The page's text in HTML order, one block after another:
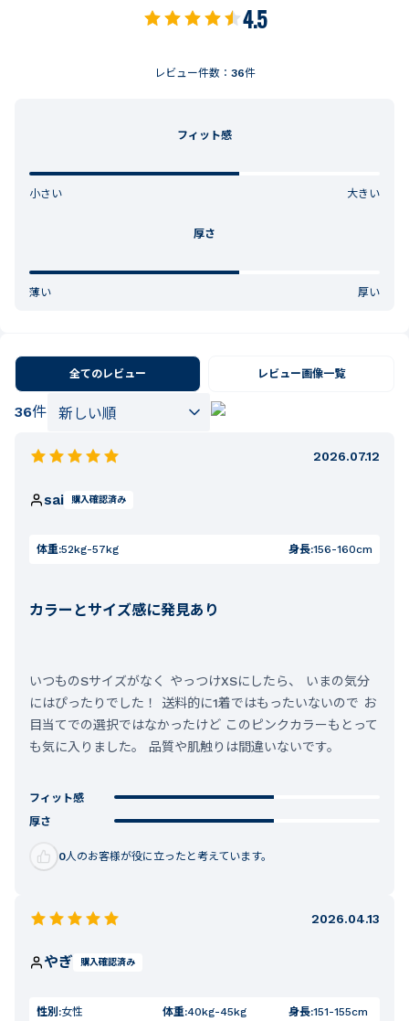
4.5
レビュー件数： 36件
フィット感
小さい 大きい
厚さ
薄い 厚い
全てのレビュー レビュー画像一覧
36件
2026.07.12
sai 購入確認済み
体重:52kg-57kg 身長:156-160cm
カラーとサイズ感に発見あり
いつものSサイズがなく やっつけXSにしたら、 いまの気分
にはぴったりでした！ 送料的に1着ではもったいないので お
目当てでの選択ではなかったけど このピンクカラーもとって
も気に入りました。 品質や肌触りは間違いないです。
フィット感
厚さ
0人のお客様が役に立ったと考えています。
2026.04.13
やぎ 購入確認済み
性別:女性 体重:40kg-45kg 身長:151-155cm